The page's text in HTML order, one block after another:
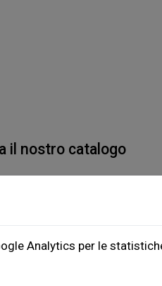
il nostro catalogo
Analytics per le